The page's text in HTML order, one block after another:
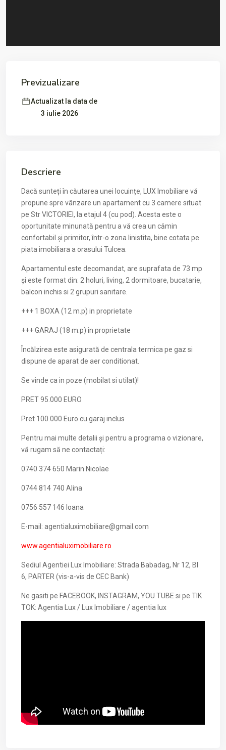
Previzualizare
Actualizat la data de
3 iulie 2026
Descriere
Dacă sunteți în căutarea unei locuințe, LUX Imobiliare vă
propune spre vânzare un apartament cu 3 camere situat
pe Str VICTORIEI, la etajul 4 (cu pod). Acesta este o
oportunitate minunată pentru a vă crea un cămin
confortabil și primitor, într-o zona linistita, bine cotata pe
piata imobiliara a orasului Tulcea.
Apartamentul este decomandat, are suprafata de 73 mp
și este format din: 2 holuri, living, 2 dormitoare, bucatarie,
balcon inchis si 2 grupuri sanitare.
+++ 1 BOXA (12 m.p) in proprietate
+++ GARAJ (18 m.p) in proprietate
Încălzirea este asigurată de centrala termica pe gaz si
dispune de aparat de aer conditionat.
Se vinde ca in poze (mobilat si utilat)!
PRET 95.000 EURO
Pret 100.000 Euro cu garaj inclus
Pentru mai multe detalii și pentru a programa o vizionare,
vă rugam să ne contactați:
0740 374 650 Marin Nicolae
0744 814 740 Alina
0756 557 146 Ioana
E-mail: agentialuximobiliare@gmail.com
www.agentialuximobiliare.ro
Sediul Agentiei Lux Imobiliare: Strada Babadag, Nr 12, Bl
6, PARTER (vis-a-vis de CEC Bank)
Ne gasiti pe FACEBOOK, INSTAGRAM, YOU TUBE si pe TIK
TOK: Agentia Lux / Lux Imobiliare / agentia lux